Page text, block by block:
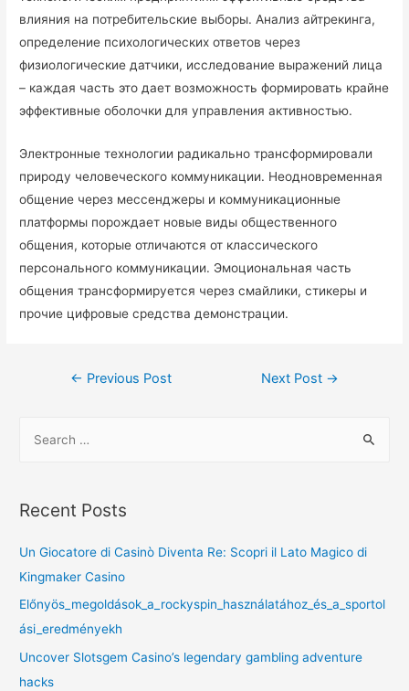
влияния на потребительские выборы. Анализ айтрекинга,
определение психологических ответов через
физиологические датчики, исследование выражений лица
– каждая часть это дает возможность формировать крайне
эффективные оболочки для управления активностью.
Электронные технологии радикально трансформировали
природу человеческого коммуникации. Неодновременная
общение через мессенджеры и коммуникационные
платформы порождает новые виды общественного
общения, которые отличаются от классического
персонального коммуникации. Эмоциональная часть
общения трансформируется через смайлики, стикеры и
прочие цифровые средства демонстрации.
← Previous Post Next Post →
Recent Posts
Un Giocatore di Casinò Diventa Re: Scopri il Lato Magico di
Kingmaker Casino
Előnyös_megoldások_a_rockyspin_használatához_és_a_sportol
ási_eredményekh
Uncover Slotsgem Casino’s legendary gambling adventure
hacks